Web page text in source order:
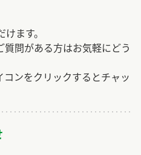
ます。
問がある方はお気軽にどう
ンをクリックするとチャッ